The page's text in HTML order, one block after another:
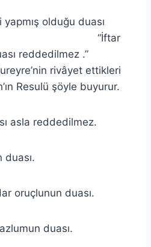
olduğu duası
olur.” “İftar
reddedilmez .”
rivâyet ettikleri
Resulü şöyle buyurur.
asla reddedilmez.
oruçlunun duası.
duası.